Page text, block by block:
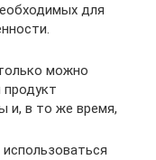
для
можно
продукт
и, в то же время,